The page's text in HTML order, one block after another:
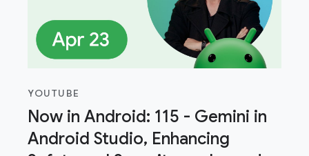
YOUTUBE
Now in Android: 115 - Gemini in
Android Studio, Enhancing